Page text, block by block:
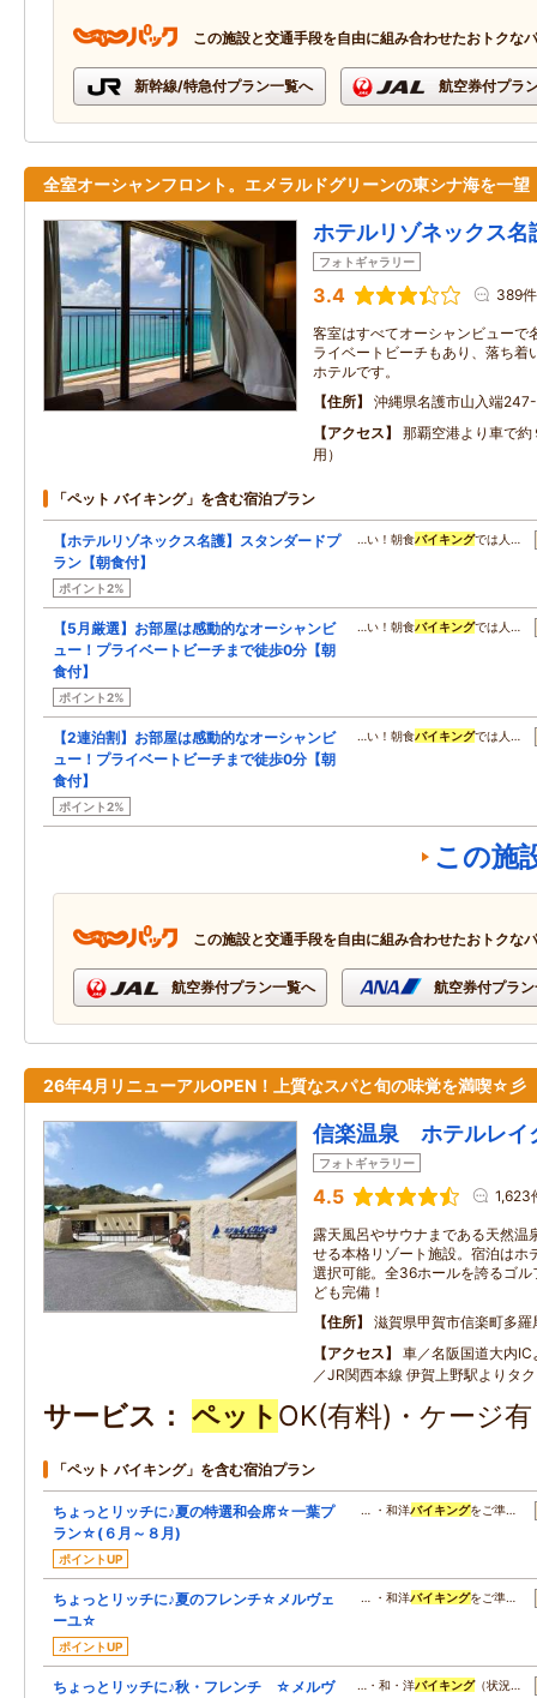
この施設と交通手段を自由に組み合わせたおトクな
新幹線/特急付プラン一覧へ 航空券付プラ
全室オーシャンフロント。エメラルドグリーンの東シナ海を一望
ホテルリゾネックス名
フォトギャラリー
3.4 389件
客室はすべてオーシャンビューで
ライベートビーチもあり、落ち着
ホテルです。
住所
沖縄県名護市山入端
アクセス
那覇空港より車で
用）
「ペット バイキング」を含む宿泊プラン
【ホテルリゾネックス名護】スタンダードプ
ラン【朝食付】
ポイント2%
…い！朝食バイキングでは人…
【5月厳選】お部屋は感動的なオーシャンビ
ュー！プライベートビーチまで徒歩0分【朝
食付】
ポイント2%
…い！朝食バイキングでは人…
【2連泊割】お部屋は感動的なオーシャンビ
ュー！プライベートビーチまで徒歩0分【朝
食付】
ポイント2%
…い！朝食バイキングでは人…
この施
この施設と交通手段を自由に組み合わせたおトクな
航空券付プラン一覧へ 航空券付プラ
26年4月リニューアルOPEN！上質なスパと旬の味覚を満喫☆彡
信楽温泉 ホテルレイ
フォトギャラリー
4.5 1,623
露天風呂やサウナまである天然温
せる本格リゾート施設。宿泊はホ
選択可能。全36ホールを誇るゴ
ども完備！
住所
滋賀県甲賀市信楽町多羅
アクセス
車／名阪国道大内
／JR関西本線 伊賀上野駅よりタ
サービス ペット OK(有料)・ケージ
「ペット バイキング」を含む宿泊プラン
ちょっとリッチに♪夏の特選和会席☆一葉プ
ラン☆(６月～８月)
ポイントUP
… ・和洋バイキングをご準…
ちょっとリッチに♪夏のフレンチ☆メルヴェ
ーユ☆
ポイントUP
… ・和洋バイキングをご準…
ちょっとリッチに♪秋・フレンチ ☆メルヴ
…・和・洋バイキング（状況…